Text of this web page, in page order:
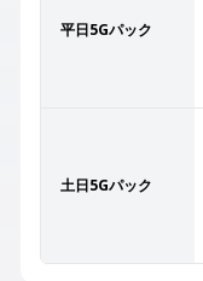
平日5Gパック
土日5Gパック